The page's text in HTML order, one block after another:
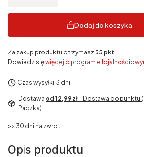
Dodaj do koszyka
Za zakup produktu otrzymasz 55 pkt.
Dowiedz sięwięcej o programie
Czas wysyłki:3 dni
Dostawa od 12,99 zł - Dostawa do punktu
Paczka)
>> 30 dni na zwrot
Opis produktu